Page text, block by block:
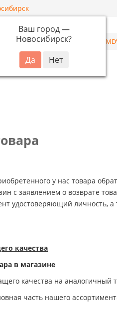
Ваш город —
Новосибирск?
Каталог
у нас товара
с заявлением о возврате
удостоверяющий личность, а
качества
в магазине
качества на аналогичный
часть нашего